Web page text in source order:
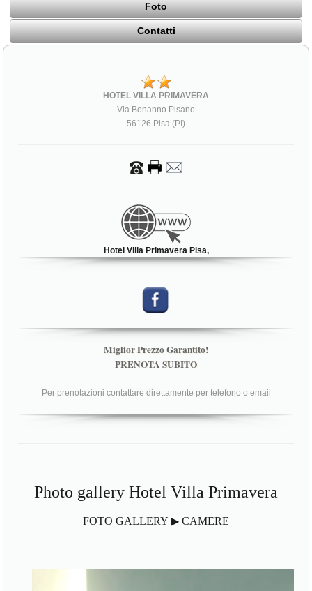
Foto
Contatti
HOTEL VILLA PRIMAVERA
Via Bonanno Pisano
56126 Pisa (PI)
Hotel Villa Primavera Pisa,
Miglior Prezzo Garantito!
PRENOTA SUBITO
Per prenotazioni contattare direttamente per telefono o email
Photo gallery Hotel Villa Primavera
FOTO GALLERY ▶ CAMERE